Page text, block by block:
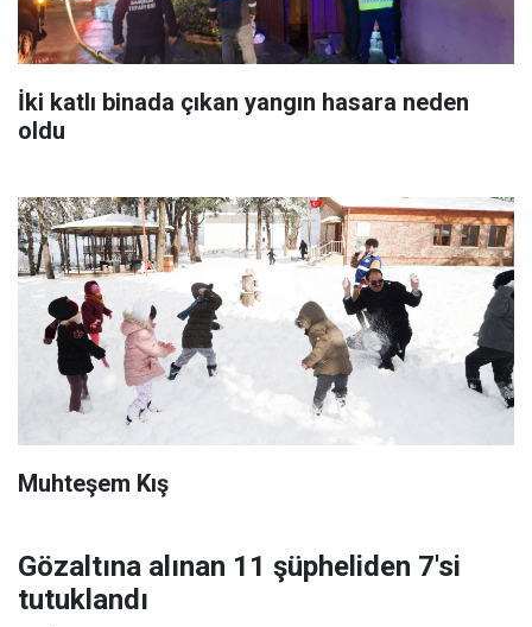
İki katlı binada çıkan yangın hasara neden
oldu
Muhteşem Kış
Gözaltına alınan 11 şüpheliden 7'si
tutuklandı